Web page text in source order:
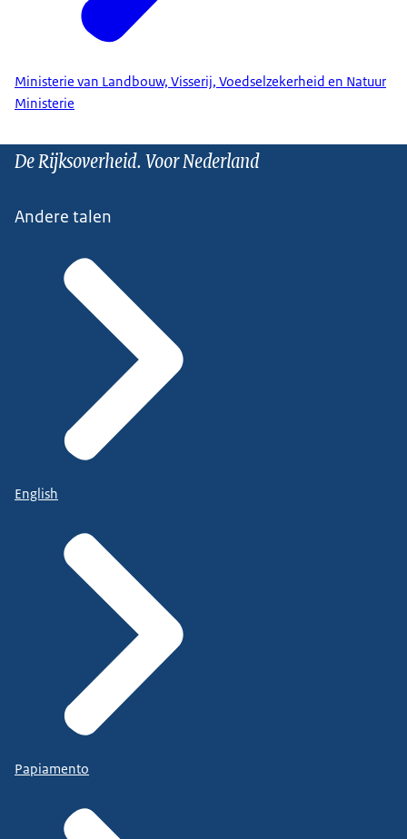
Ministerie van Landbouw, Visserij, Voedselzekerheid en Natuur
Ministerie
De Rijksoverheid. Voor Nederland
Andere talen
English
Papiamento